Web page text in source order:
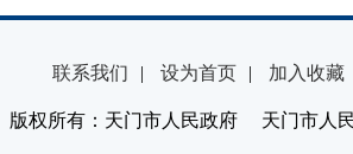
联系我们 | 设为首页 | 加入收藏
版权所有：天门市人民政府 天门市人